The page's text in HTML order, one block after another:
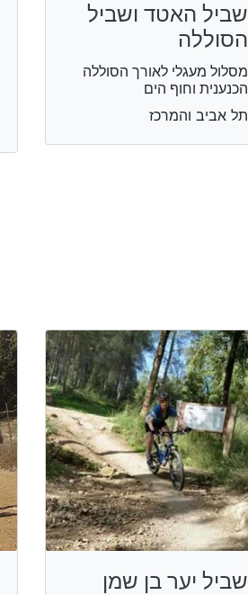
שביל האטד ושביל
הסוללה
מסלול מעגלי לאורך הסוללה
הכנענית וחוף הים
תל אביב והמרכז
שביל יער בן שמן